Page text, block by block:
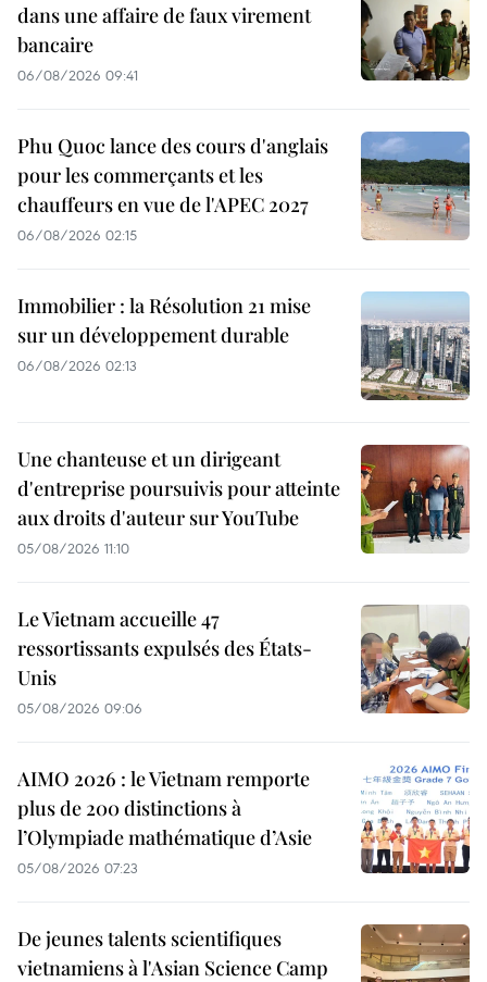
dans une affaire de faux virement
bancaire
06/08/2026 09:41
Phu Quoc lance des cours d'anglais
pour les commerçants et les
chauffeurs en vue de l'APEC 2027
06/08/2026 02:15
Immobilier : la Résolution 21 mise
sur un développement durable
06/08/2026 02:13
Une chanteuse et un dirigeant
d'entreprise poursuivis pour atteinte
aux droits d'auteur sur YouTube
05/08/2026 11:10
Le Vietnam accueille 47
ressortissants expulsés des États-
Unis
05/08/2026 09:06
AIMO 2026 : le Vietnam remporte
plus de 200 distinctions à
l’Olympiade mathématique d’Asie
05/08/2026 07:23
De jeunes talents scientifiques
vietnamiens à l'Asian Science Camp